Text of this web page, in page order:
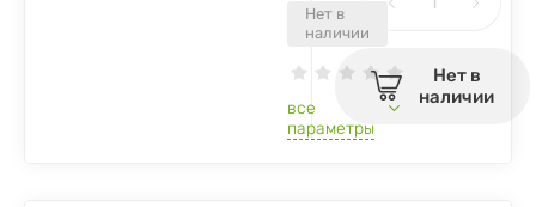
Нет в
наличии
все
параметры
Нет в
наличии